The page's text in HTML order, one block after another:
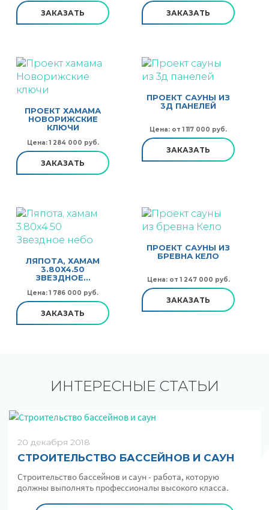
ЗАКАЗАТЬ ЗАКАЗАТЬ
ПРОЕКТ ХАМАМА
НОВОРИЖСКИЕ
КЛЮЧИ
Цена: 1 284 000 руб.
ЗАКАЗАТЬ
ПРОЕКТ САУНЫ ИЗ
3Д ПАНЕЛЕЙ
Цена: от 1 117 000 руб.
ЗАКАЗАТЬ
ЛЯПОТА, ХАМАМ
3.80Х4.50
ЗВЕЗДНОЕ...
Цена: 1 786 000 руб.
ЗАКАЗАТЬ
ПРОЕКТ САУНЫ ИЗ
БРЕВНА КЕЛО
Цена: от 1 247 000 руб.
ЗАКАЗАТЬ
ИНТЕРЕСНЫЕ СТАТЬИ
20 декабря 2018
СТРОИТЕЛЬСТВО БАССЕЙНОВ И САУН
Строительство бассейнов и саун - работа, которую
должны выполнять профессионалы высокого класса.